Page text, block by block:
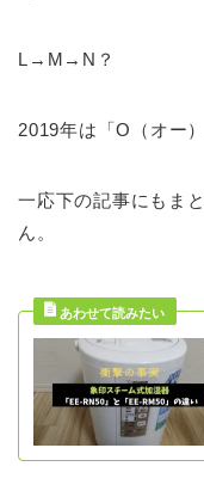
L→M→N？
2019年は「О（オー
一応下の記事にもま
ん。